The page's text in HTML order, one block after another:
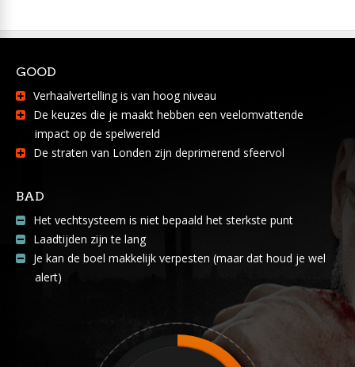
GOOD
Verhaalvertelling is van hoog niveau
De keuzes die je maakt hebben een veelomvattende
impact op de spelwereld
De straten van Londen zijn deprimerend sfeervol
BAD
Het vechtsysteem is niet bepaald het sterkste punt
Laadtijden zijn te lang
Je kan de boel makkelijk verpesten (maar dat houd je wel
alert)